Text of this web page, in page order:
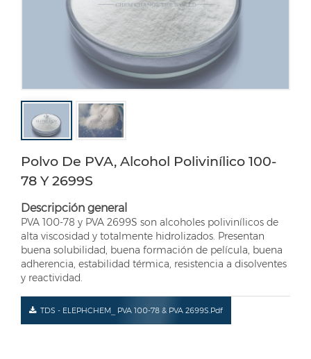
Polvo De PVA, Alcohol Polivinílico 100-
78 Y 2699S
Descripción general
PVA 100-78 y PVA 2699S son alcoholes polivinílicos de
alta viscosidad y totalmente hidrolizados. Presentan
buena solubilidad, buena formación de película, buena
adherencia, estabilidad térmica, resistencia a disolventes
y reactividad.
TDS - ELEPHCHEM_ PVA 100-78 & PVA 2699S.pdf